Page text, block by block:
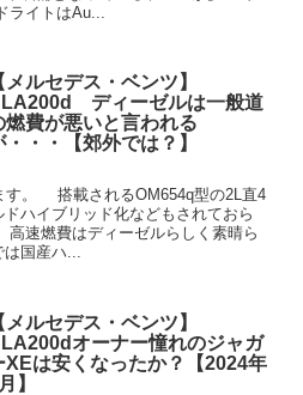
イトはAu...
メルセデス・ベンツ】
ディーゼルは一般道
燃費が悪いと言われる
・・・【郊外では？】
す。 搭載されるOM654q型の2L直4
ハイブリッド化などもされておら
速燃費はディーゼルらしく素晴ら
は国産ハ...
メルセデス・ベンツ】
オーナー憧れのジャガ
XEは安くなったか？【2024年
】